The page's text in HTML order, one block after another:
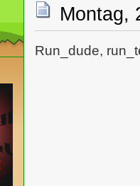
Montag,
Run_dude,